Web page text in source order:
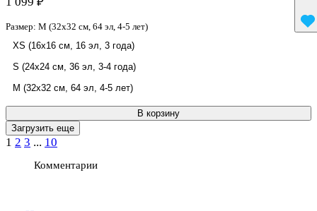
В корзину
Размер: M (32x32 см, 64 эл, 4-5 лет)
XS (16x16 см, 16 эл, 3 года)
S (24x24 см, 36 эл, 3-4 года)
M (32x32 см, 64 эл, 4-5 лет)
Загрузить еще
1 2 3 ... 10
Комментарии